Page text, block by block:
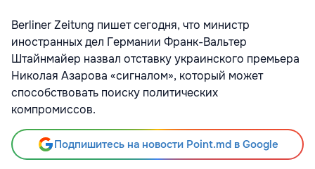
Berliner Zeitung пишет сегодня, что министр
иностранных дел Германии Франк-Вальтер
Штайнмайер назвал отставку украинского премьера
Николая Азарова «сигналом», который может
способствовать поиску политических
компромиссов.
Подпишитесь на новости Point.md в Google